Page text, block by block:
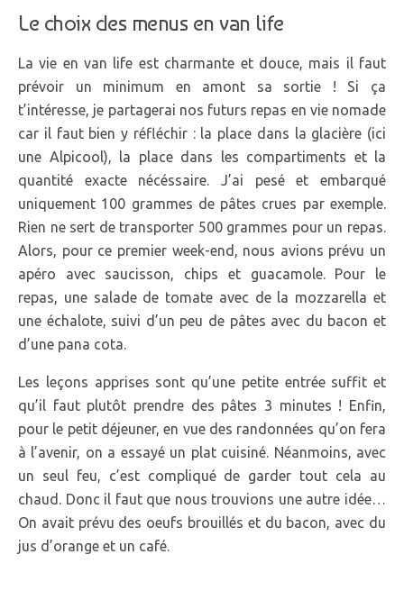
Le choix des menus en van life
La vie en van life est charmante et douce, mais il faut
prévoir un minimum en amont sa sortie ! Si ça
t’intéresse, je partagerai nos futurs repas en vie nomade
car il faut bien y réfléchir : la place dans la glacière (ici
une Alpicool), la place dans les compartiments et la
quantité exacte nécéssaire. J’ai pesé et embarqué
uniquement 100 grammes de pâtes crues par exemple.
Rien ne sert de transporter 500 grammes pour un repas.
Alors, pour ce premier week-end, nous avions prévu un
apéro avec saucisson, chips et guacamole. Pour le
repas, une salade de tomate avec de la mozzarella et
une échalote, suivi d’un peu de pâtes avec du bacon et
d’une pana cota.
Les leçons apprises sont qu’une petite entrée suffit et
qu’il faut plutôt prendre des pâtes 3 minutes ! Enfin,
pour le petit déjeuner, en vue des randonnées qu’on fera
à l’avenir, on a essayé un plat cuisiné. Néanmoins, avec
un seul feu, c’est compliqué de garder tout cela au
chaud. Donc il faut que nous trouvions une autre idée…
On avait prévu des oeufs brouillés et du bacon, avec du
jus d’orange et un café.